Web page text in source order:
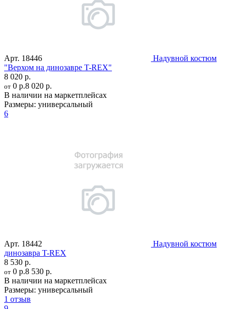
Арт. 18446
Надувной костюм
"Верхом на динозавре T-REX"
8 020 р.
от 0 р.8 020 р.
В наличии на маркетплейсах
Размеры: универсальный
6
Арт. 18442
Надувной костюм
динозавра T-REX
8 530 р.
от 0 р.8 530 р.
В наличии на маркетплейсах
Размеры: универсальный
1 отзыв